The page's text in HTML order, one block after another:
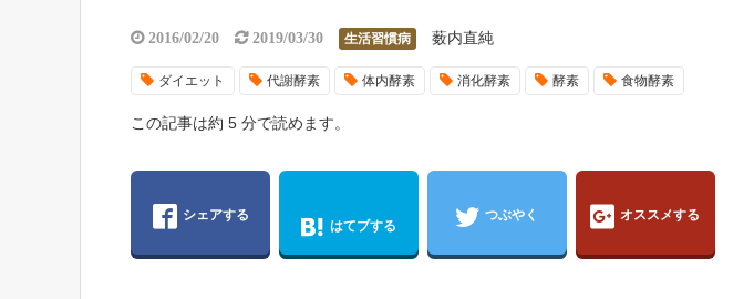
2016/02/20 2019/03/30 生活習慣病 薮内直純
ダイエット 代謝酵素 体内酵素 消化酵素 酵素 食物酵素
この記事は約 5 分で読めます。
シェアする
はてブする
つぶやく オススメする